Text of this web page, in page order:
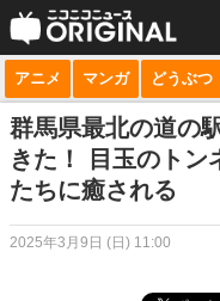
サービス一覧
niconico
動画
生放送
アニメ マンガ どうぶつ
群馬県最北の道の
きた！ 目玉のトン
たちに癒される
2025年3月9日 (日) 11:00